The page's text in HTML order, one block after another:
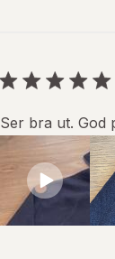
Ser bra ut. God